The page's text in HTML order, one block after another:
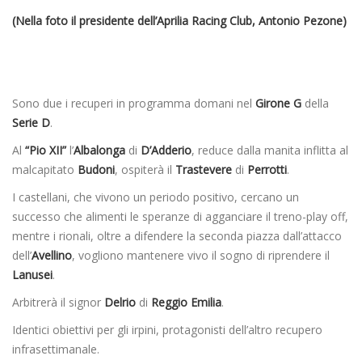
(Nella foto il presidente dell’Aprilia Racing Club, Antonio Pezone)
Sono due i recuperi in programma domani nel Girone G della
Serie D.
Al “Pio XII” l’Albalonga di D’Adderio, reduce dalla manita inflitta al
malcapitato Budoni, ospiterà il Trastevere di Perrotti.
I castellani, che vivono un periodo positivo, cercano un
successo che alimenti le speranze di agganciare il treno-play off,
mentre i rionali, oltre a difendere la seconda piazza dall’attacco
dell’Avellino, vogliono mantenere vivo il sogno di riprendere il
Lanusei.
Arbitrerà il signor Delrio di Reggio Emilia.
Identici obiettivi per gli irpini, protagonisti dell’altro recupero
infrasettimanale.